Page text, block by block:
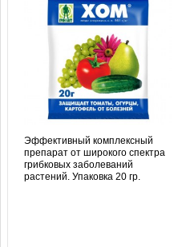
Эффективный комплексный
препарат от широкого спектра
грибковых заболеваний
растений. Упаковка 20 гр.